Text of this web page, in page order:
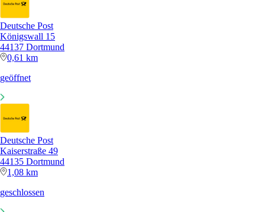
Deutsche Post
Königswall 15
44137 Dortmund
0,61 km
geöffnet
Deutsche Post
Kaiserstraße 49
44135 Dortmund
1,08 km
geschlossen